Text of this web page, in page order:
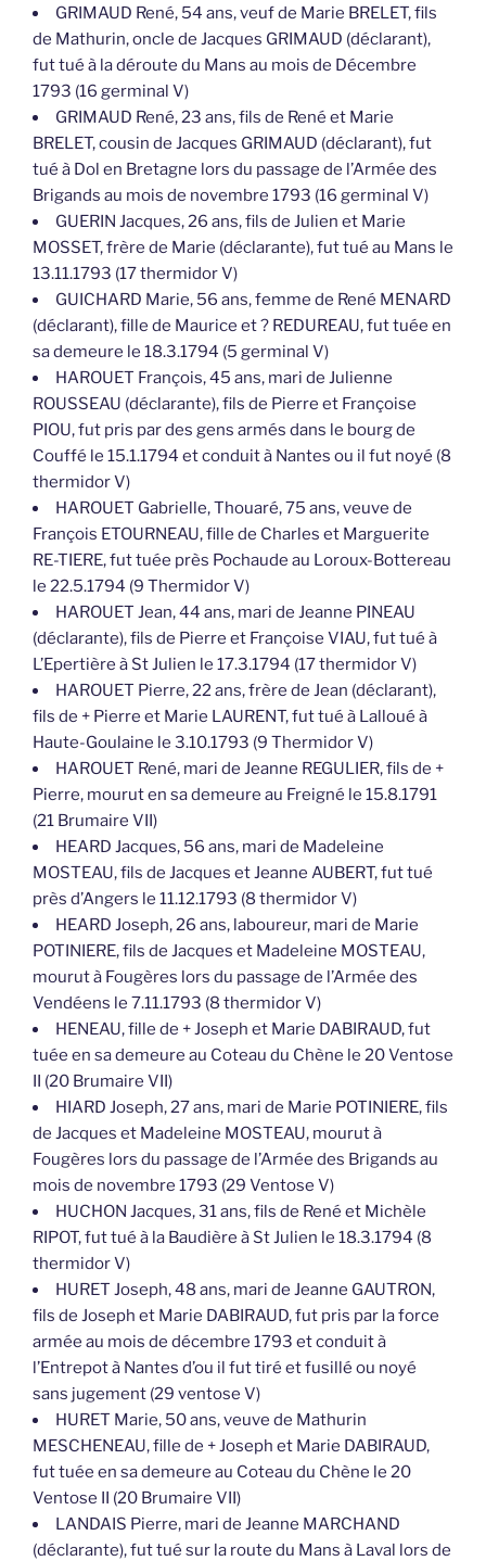
GRIMAUD René, 54 ans, veuf de Marie BRELET, fils
de Mathurin, oncle de Jacques GRIMAUD (déclarant),
fut tué à la déroute du Mans au mois de Décembre
1793 (16 germinal V)
GRIMAUD René, 23 ans, fils de René et Marie
BRELET, cousin de Jacques GRIMAUD (déclarant), fut
tué à Dol en Bretagne lors du passage de l’Armée des
Brigands au mois de novembre 1793 (16 germinal V)
GUERIN Jacques, 26 ans, fils de Julien et Marie
MOSSET, frère de Marie (déclarante), fut tué au Mans le
13.11.1793 (17 thermidor V)
GUICHARD Marie, 56 ans, femme de René MENARD
(déclarant), fille de Maurice et ? REDUREAU, fut tuée en
sa demeure le 18.3.1794 (5 germinal V)
HAROUET François, 45 ans, mari de Julienne
ROUSSEAU (déclarante), fils de Pierre et Françoise
PIOU, fut pris par des gens armés dans le bourg de
Couffé le 15.1.1794 et conduit à Nantes ou il fut noyé (8
thermidor V)
HAROUET Gabrielle, Thouaré, 75 ans, veuve de
François ETOURNEAU, fille de Charles et Marguerite
RE-TIERE, fut tuée près Pochaude au Loroux-Bottereau
le 22.5.1794 (9 Thermidor V)
HAROUET Jean, 44 ans, mari de Jeanne PINEAU
(déclarante), fils de Pierre et Françoise VIAU, fut tué à
L’Epertière à St Julien le 17.3.1794 (17 thermidor V)
HAROUET Pierre, 22 ans, frère de Jean (déclarant),
fils de + Pierre et Marie LAURENT, fut tué à Lalloué à
Haute-Goulaine le 3.10.1793 (9 Thermidor V)
HAROUET René, mari de Jeanne REGULIER, fils de +
Pierre, mourut en sa demeure au Freigné le 15.8.1791
(21 Brumaire VII)
HEARD Jacques, 56 ans, mari de Madeleine
MOSTEAU, fils de Jacques et Jeanne AUBERT, fut tué
près d’Angers le 11.12.1793 (8 thermidor V)
HEARD Joseph, 26 ans, laboureur, mari de Marie
POTINIERE, fils de Jacques et Madeleine MOSTEAU,
mourut à Fougères lors du passage de l’Armée des
Vendéens le 7.11.1793 (8 thermidor V)
HENEAU, fille de + Joseph et Marie DABIRAUD, fut
tuée en sa demeure au Coteau du Chène le 20 Ventose
II (20 Brumaire VII)
HIARD Joseph, 27 ans, mari de Marie POTINIERE, fils
de Jacques et Madeleine MOSTEAU, mourut à
Fougères lors du passage de l’Armée des Brigands au
mois de novembre 1793 (29 Ventose V)
HUCHON Jacques, 31 ans, fils de René et Michèle
RIPOT, fut tué à la Baudière à St Julien le 18.3.1794 (8
thermidor V)
HURET Joseph, 48 ans, mari de Jeanne GAUTRON,
fils de Joseph et Marie DABIRAUD, fut pris par la force
armée au mois de décembre 1793 et conduit à
l’Entrepot à Nantes d’ou il fut tiré et fusillé ou noyé
sans jugement (29 ventose V)
HURET Marie, 50 ans, veuve de Mathurin
MESCHENEAU, fille de + Joseph et Marie DABIRAUD,
fut tuée en sa demeure au Coteau du Chène le 20
Ventose II (20 Brumaire VII)
LANDAIS Pierre, mari de Jeanne MARCHAND
(déclarante), fut tué sur la route du Mans à Laval lors de